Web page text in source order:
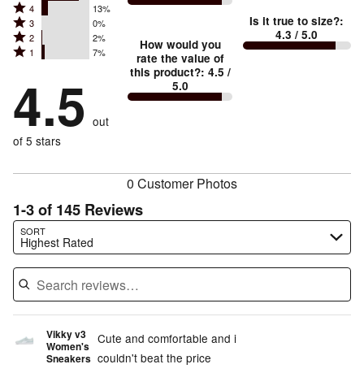
5
stars
by
reviewers
Rated
4
stars
by
of
reviewers
4 13%
Rated
3
stars
0%
of
reviewers
3 0%
Rated
2
by
2%
reviewers
2 2%
Rated
stars
by
7%
of
1 7%
4.5 out
of 5 stars
How would you
rate the value of
this product?: 4.5 /
5.0
small
and
Is it true to size?:
4.3 / 5.0
0 Customer Photos
1-3 of 145 Reviews
SORT
Highest Rated
Search reviews…
Vikky v3
Women's
Sneakers
Cute and comfortable and i
couldn't beat the price